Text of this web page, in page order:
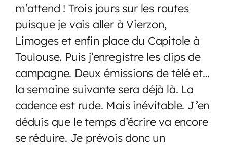
m’attend ! Trois jours sur les routes
puisque je vais aller à Vierzon,
Limoges et enfin place du Capitole à
Toulouse. Puis j’enregistre les clips de
campagne. Deux émissions de télé et…
la semaine suivante sera déjà là. La
cadence est rude. Mais inévitable. J’en
déduis que le temps d’écrire va encore
se réduire. Je prévois donc un